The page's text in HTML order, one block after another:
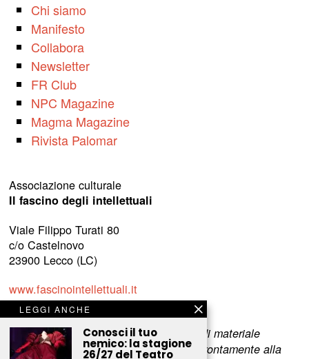
Chi siamo
Manifesto
Collabora
Newsletter
FR Club
NPC Magazine
Magma Magazine
Rivista Palomar
Associazione culturale
Il fascino degli intellettuali
Viale Filippo Turati 80
c/o Castelnovo
23900 Lecco (LC)
www.fascinointellettuali.it
info[at]fascinointellettuali.it
Per segnalare eventuali errori nell’uso di materiale
riservato,scriveteci e provvederemo prontamente alla
LEGGI ANCHE
Conosci il tuo
nemico: la stagione
26/27 del Teatro